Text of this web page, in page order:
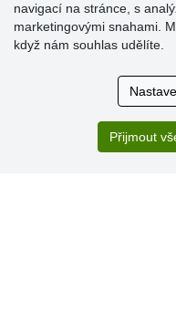
Hodnocení
zákazníků
Super obchod, kvalitní
navigací na stránce, s
marketingovými snahami.
když nám souhlas udělíte.
Přijmout